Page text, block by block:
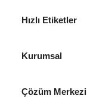
Hızlı Etiketler
Kurumsal
Çözüm Merkezi